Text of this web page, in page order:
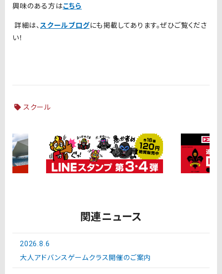
興味のある方はこちら
詳細は、スクールブログにも掲載してあります。ぜひご覧くださ
い！
スクール
関連ニュース
2026.8.6
大人アドバンスゲームクラス開催のご案内